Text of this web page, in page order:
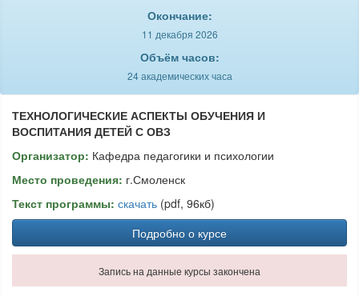
Окончание:
11 декабря 2026
Объём часов:
24 академических часа
ТЕХНОЛОГИЧЕСКИЕ АСПЕКТЫ ОБУЧЕНИЯ И
ВОСПИТАНИЯ ДЕТЕЙ С ОВЗ
Организатор: Кафедра педагогики и психологии
Место проведения: г.Смоленск
Текст программы: скачать (pdf, 96кб)
Подробно о курсе
Запись на данные курсы закончена